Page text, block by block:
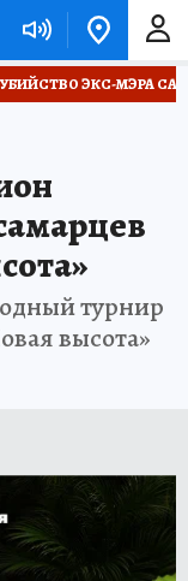
УБИЙСТВО ЭКС-МЭРА
турнир
высота»